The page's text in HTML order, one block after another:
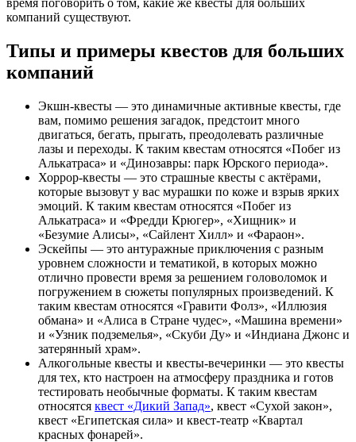
время поговорить о том, какие же квесты для больших
компаний существуют.
Типы и примеры квестов для больших
компаний
Экшн-квесты — это динамичные активные квесты, где
вам, помимо решения загадок, предстоит много
двигаться, бегать, прыгать, преодолевать различные
лазы и переходы. К таким квестам относятся «Побег из
Алькатраса» и «Динозавры: парк Юрского периода».
Хоррор-квесты — это страшные квесты с актёрами,
которые вызовут у вас мурашки по коже и взрыв ярких
эмоций. К таким квестам относятся «Побег из
Алькатраса» и «Фредди Крюгер», «Хищник» и
«Безумие Алисы», «Сайлент Хилл» и «Фараон».
Эскейпы — это антуражные приключения с разным
уровнем сложности и тематикой, в которых можно
отлично провести время за решением головоломок и
погружением в сюжеты популярных произведений. К
таким квестам относятся «Гравити Фолз», «Иллюзия
обмана» и «Алиса в Стране чудес», «Машина времени»
и «Узник подземелья», «Скуби Ду» и «Индиана Джонс и
затерянный храм».
Алкогольные квесты и квесты-вечеринки — это квесты
для тех, кто настроен на атмосферу праздника и готов
тестировать необычные форматы. К таким квестам
относятся квест «Дикий Запад», квест «Сухой закон»,
квест «Египетская сила» и квест-театр «Квартал
красных фонарей».